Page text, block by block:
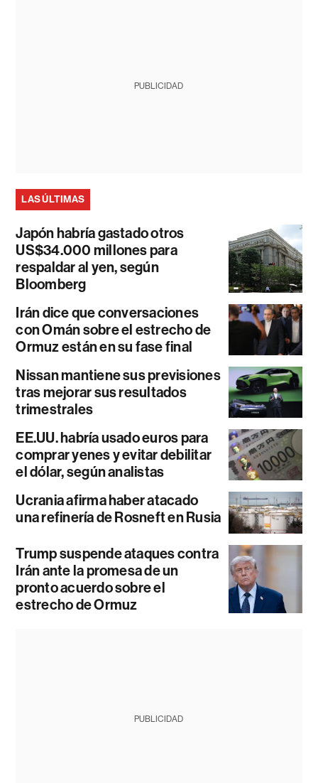
PUBLICIDAD
LAS ÚLTIMAS
Japón habría gastado otros
US$34.000 millones para
respaldar al yen, según
Bloomberg
Irán dice que conversaciones
con Omán sobre el estrecho de
Ormuz están en su fase final
Nissan mantiene sus previsiones
tras mejorar sus resultados
trimestrales
EE.UU. habría usado euros para
comprar yenes y evitar debilitar
el dólar, según analistas
Ucrania afirma haber atacado
una refinería de Rosneft en Rusia
Trump suspende ataques contra
Irán ante la promesa de un
pronto acuerdo sobre el
estrecho de Ormuz
PUBLICIDAD